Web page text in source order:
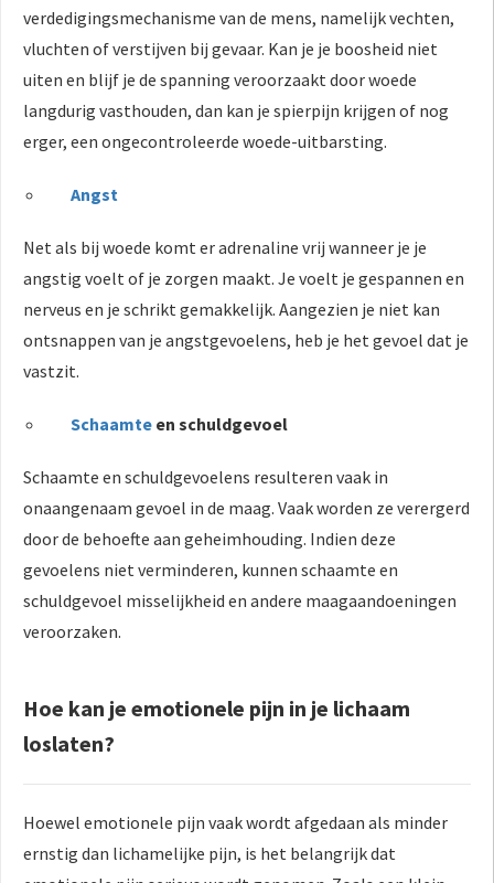
verdedigingsmechanisme van de mens, namelijk vechten,
vluchten of verstijven bij gevaar. Kan je je boosheid niet
uiten en blijf je de spanning veroorzaakt door woede
langdurig vasthouden, dan kan je spierpijn krijgen of nog
erger, een ongecontroleerde woede-uitbarsting.
Angst
Net als bij woede komt er adrenaline vrij wanneer je je
angstig voelt of je zorgen maakt. Je voelt je gespannen en
nerveus en je schrikt gemakkelijk. Aangezien je niet kan
ontsnappen van je angstgevoelens, heb je het gevoel dat je
vastzit.
Schaamte en schuldgevoel
Schaamte en schuldgevoelens resulteren vaak in
onaangenaam gevoel in de maag. Vaak worden ze verergerd
door de behoefte aan geheimhouding. Indien deze
gevoelens niet verminderen, kunnen schaamte en
schuldgevoel misselijkheid en andere maagaandoeningen
veroorzaken.
Hoe kan je emotionele pijn in je lichaam
loslaten?
Hoewel emotionele pijn vaak wordt afgedaan als minder
ernstig dan lichamelijke pijn, is het belangrijk dat